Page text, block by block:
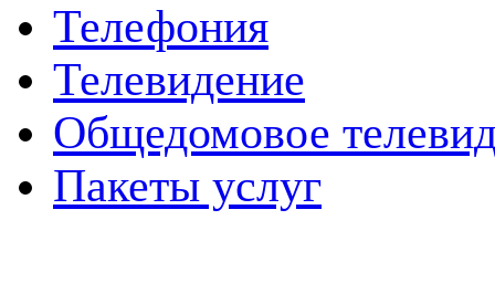
Телефония
Телевидение
Общедомовое
Пакеты услуг